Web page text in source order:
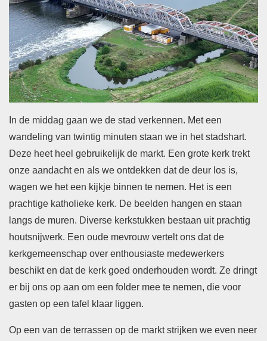
In de middag gaan we de stad verkennen. Met een
wandeling van twintig minuten staan we in het stadshart.
Deze heet heel gebruikelijk de markt. Een grote kerk trekt
onze aandacht en als we ontdekken dat de deur los is,
wagen we het een kijkje binnen te nemen. Het is een
prachtige katholieke kerk. De beelden hangen en staan
langs de muren. Diverse kerkstukken bestaan uit prachtig
houtsnijwerk. Een oude mevrouw vertelt ons dat de
kerkgemeenschap over enthousiaste medewerkers
beschikt en dat de kerk goed onderhouden wordt. Ze dringt
er bij ons op aan om een folder mee te nemen, die voor
gasten op een tafel klaar liggen.
Op een van de terrassen op de markt strijken we even neer